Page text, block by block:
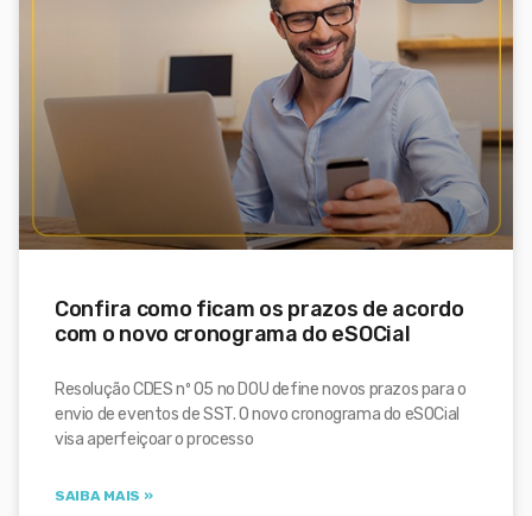
Confira como ficam os prazos de acordo
com o novo cronograma do eSOCial
Resolução CDES nº 05 no DOU define novos prazos para o
envio de eventos de SST. O novo cronograma do eSOCial
visa aperfeiçoar o processo
SAIBA MAIS »